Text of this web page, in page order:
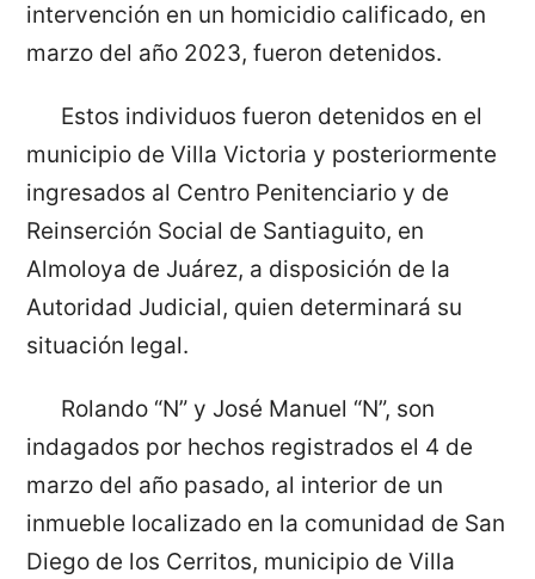
intervención en un homicidio calificado, en
marzo del año 2023, fueron detenidos.
Estos individuos fueron detenidos en el
municipio de Villa Victoria y posteriormente
ingresados al Centro Penitenciario y de
Reinserción Social de Santiaguito, en
Almoloya de Juárez, a disposición de la
Autoridad Judicial, quien determinará su
situación legal.
Rolando “N” y José Manuel “N”, son
indagados por hechos registrados el 4 de
marzo del año pasado, al interior de un
inmueble localizado en la comunidad de San
Diego de los Cerritos, municipio de Villa